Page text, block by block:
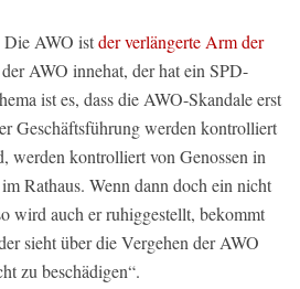
Die AWO istder verlängerte Arm der
AWO innehat, der hat ein SPD-
ist es, dass die AWO-Skandale erst
Geschäftsführung werden kontrolliert
werden kontrolliert von Genossen in
Rathaus. Wenn dann doch ein nicht
wird auch er ruhiggestellt, bekommt
sieht über die Vergehen der AWO
zu beschädigen“.